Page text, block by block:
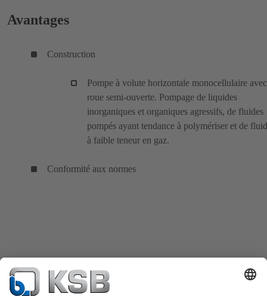
Avantages
Construction
Pompe à volute horizontale monocellulaire avec
roue semi-ouverte. Pompage de liquides
inorganiques et organiques agressifs, de fluides
pompés ayant tendance à polymériser et de
à faible teneur en gaz.
Conformité aux normes